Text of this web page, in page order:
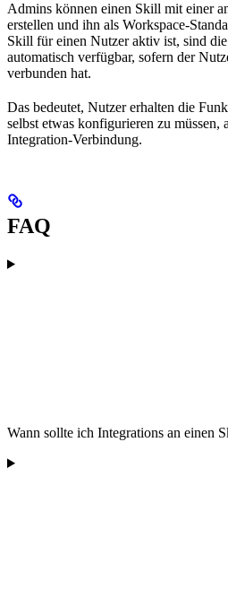
Admins können einen Skill mit einer
erstellen und ihn als Workspace-
Skill für einen Nutzer aktiv ist, sind
automatisch verfügbar, sofern der
verbunden hat.
Das bedeutet, Nutzer erhalten die
selbst etwas konfigurieren zu müssen,
Integration-Verbindung.
FAQ
Wann sollte ich Integrations an einen